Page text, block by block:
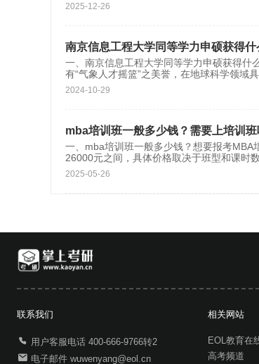
2025-12-26
南京信息工程大学同等学力申硕获得
一、南京信息工程大学同等学力申硕获得什
有“气象人才摇篮”之美誉，在地球科学领域
2024-10-29
mba培训班一般多少钱？需要上培训班
一、mba培训班一般多少钱？想要报考MBA
26000元之间，具体价格取决于班型和课时
2025-05-26
联系我们
用户客服电话 400-666-9766转2
电子邮件 wuwenyang@eol.cn
相关网站
EOL教育在
高考频道